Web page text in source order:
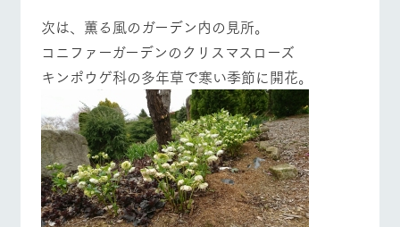
個人情報取扱いについて
よくあるご質問
団体のお客様へ
ペットをお連れの
お客様へ お問い合わせ
次は、薫る風のガーデン内の見所。
コニファーガーデンのクリスマスローズ
キンポウゲ科の多年草で寒い季節に開花。